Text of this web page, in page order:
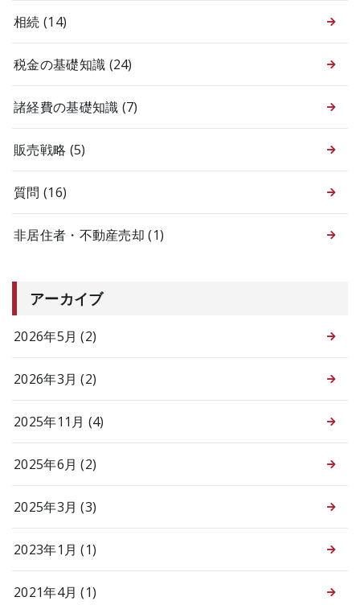
相続 (14)
税金の基礎知識 (24)
諸経費の基礎知識 (7)
販売戦略 (5)
質問 (16)
非居住者・不動産売却(1)
アーカイブ
2026年5月 (2)
2026年3月 (2)
2025年11月 (4)
2025年6月 (2)
2025年3月 (3)
2023年1月 (1)
2021年4月 (1)